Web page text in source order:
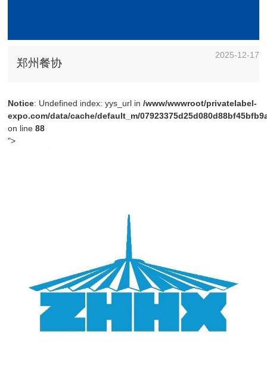
郑州餐协
2025-12-17
Notice: Undefined index: yys_url in/www/wwwroot/privatelabel-
expo.com/data/cache/default_m/
on line88
">